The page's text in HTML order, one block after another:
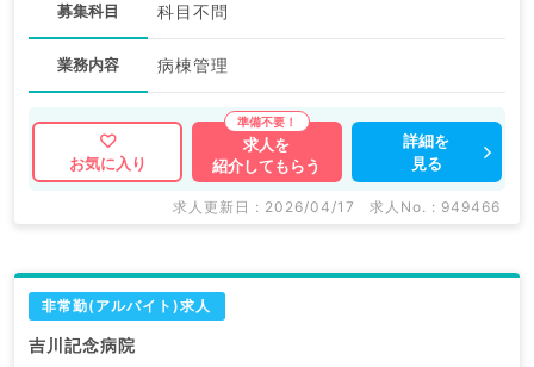
募集科目 科目不問
業務内容 病棟管理
お気に入り
求人を
紹介してもらう
詳細を
見る
求人更新日 : 2026/04/17 求人No. : 949466
非常勤(アルバイト)求人
吉川記念病院